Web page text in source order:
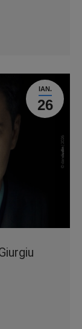
IAN.
26